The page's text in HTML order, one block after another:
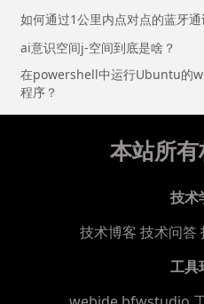
如何通过1公里内点对点的蓝牙
ai意识空间j-空间到底是啥？
在powershell中运行Ubuntu的
程序？
本站所
技术
技术博客 技术问答
工具